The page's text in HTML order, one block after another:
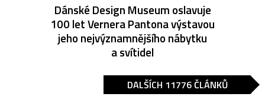
Dánské Design Museum oslavuje
100 let Vernera Pantona výstavou
jeho nejvýznamnějšího nábytku
a svítidel
DALŠÍCH 11776 ČLÁNKŮ